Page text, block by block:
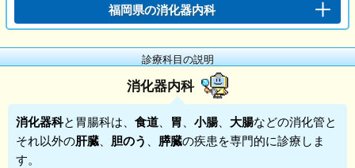
福岡県の消化器内科
診療科目の説明
消化器内科
消化器科と胃腸科は、 食道 胃 小腸、 大腸などの消化管と
それ以外の肝臓 胆のう 膵臓の疾患を専門的に診療しま
す。